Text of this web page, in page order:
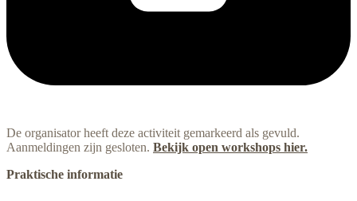
De organisator heeft deze activiteit gemarkeerd als gevuld.
Aanmeldingen zijn gesloten. Bekijk open workshops hier.
Praktische informatie